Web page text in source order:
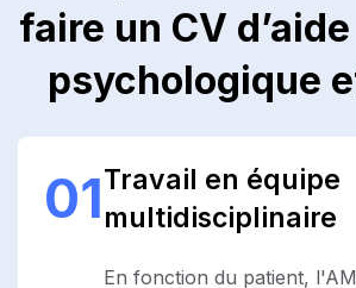
faire un CV
psychologique
01Travail en équipe
multidisciplinaire
En fonction du patient,